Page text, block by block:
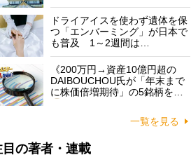
ドライアイスを使わず遺体を保
つ「エンバーミング」が日本で
も普及 1～2週間は…
《200万円→資産10億円超の
DAIBOUCHOU氏が「年末まで
に株価倍増期待」の5銘柄を…
一覧を見る
目の著者・連載